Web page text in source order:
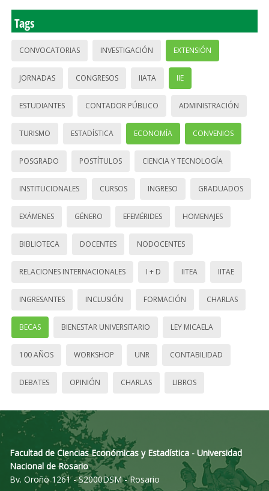
Tags
CONVOCATORIAS INVESTIGACIÓN EXTENSIÓN
JORNADAS CONGRESOS IIATA IIE
ESTUDIANTES CONTADOR PÚBLICO ADMINISTRACIÓN
TURISMO ESTADÍSTICA ECONOMÍA CONVENIOS
POSGRADO POSTÍTULOS CIENCIA Y TECNOLOGÍA
INSTITUCIONALES CURSOS INGRESO GRADUADOS
EXÁMENES GÉNERO EFEMÉRIDES HOMENAJES
BIBLIOTECA DOCENTES NODOCENTES
RELACIONES INTERNACIONALES I + D IITEA IITAE
INGRESANTES INCLUSIÓN FORMACIÓN CHARLAS
BECAS BIENESTAR UNIVERSITARIO LEY MICAELA
100 AÑOS WORKSHOP UNR CONTABILIDAD
DEBATES OPINIÓN CHARLAS LIBROS
Facultad de Ciencias Económicas y Estadística - Universidad
Nacional de Rosario
Bv. Oroño 1261 - S2000DSM - Rosario